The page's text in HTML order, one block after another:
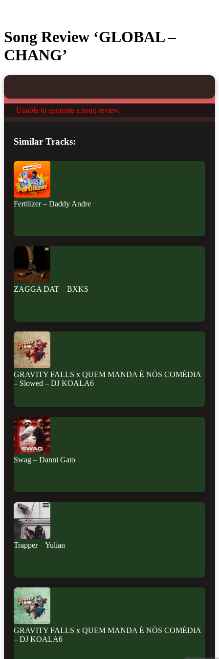
Song Review ‘GLOBAL –
CHANG’
Unable to generate a song review.
Similar Tracks:
Fertilizer – Daddy Andre
ZAGGA DAT – BXKS
GRAVITY FALLS x QUEM MANDA É NÓS COMÉDIA
– Slowed – DJ KOALA6
Swag – Danni Gato
Trapper – Yulian
GRAVITY FALLS x QUEM MANDA É NÓS COMÉDIA
– DJ KOALA6